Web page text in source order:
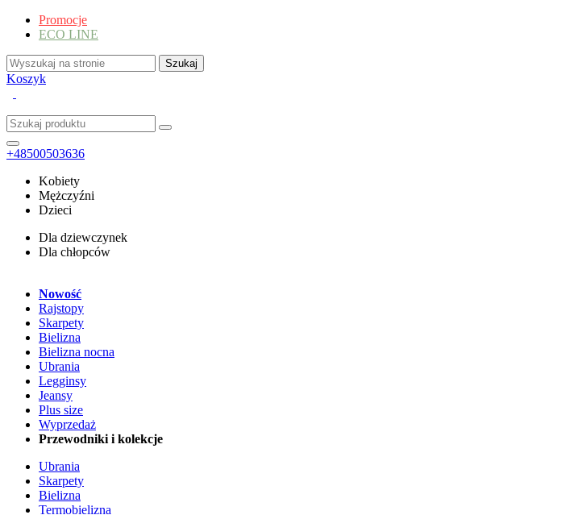
Promocje
ECO LINE
Koszyk
+48500503636
Kobiety
Mężczyźni
Dzieci
Dla dziewczynek
Dla chłopców
Nowość
Rajstopy
Skarpety
Bielizna
Bielizna nocna
Ubrania
Legginsy
Jeansy
Plus size
Wyprzedaż
Przewodniki i kolekcje
Ubrania
Skarpety
Bielizna
Termobielizna